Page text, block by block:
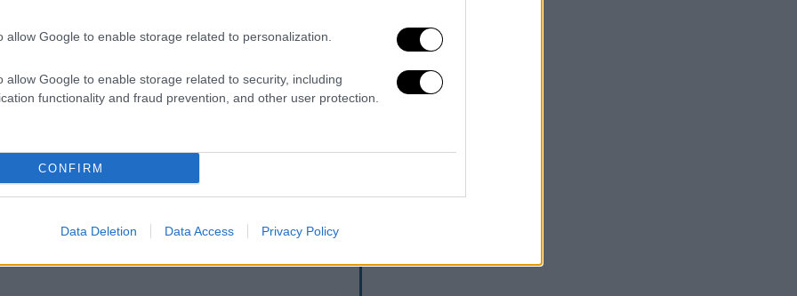
allow Google to enable storage related to personalization.
allow Google to enable storage related to security, including
functionality and fraud prevention, and other user protection.
CONFIRM
Data Deletion Data Access Privacy Policy
νοσηλεύεται σε σοβαρή κατάσταση
ότι κάτι δεν πήγαινε καλά, φέρεται να
στον 66χρονο για να σταματήσει το
ΕΘΝΟΣ θα παρεμβαίνει και τα προσβλητικά σχόλια θα